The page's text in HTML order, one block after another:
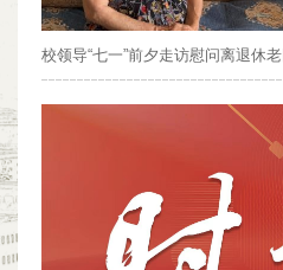
校领导“七一”前夕走访慰问离退休